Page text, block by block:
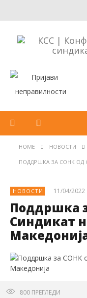
HOME НОВОСТИ
ПОДДРШКА ЗА СОНК ОД
НОВОСТИ 11/04/2022
Поддршка
Синдикат
800 ПРЕГЛЕДИ